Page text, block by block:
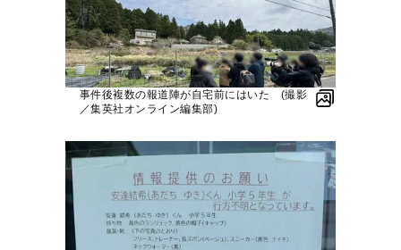
事件後複数の報道陣が自宅前にはいた (撮影
／集英社オンライン編集部)